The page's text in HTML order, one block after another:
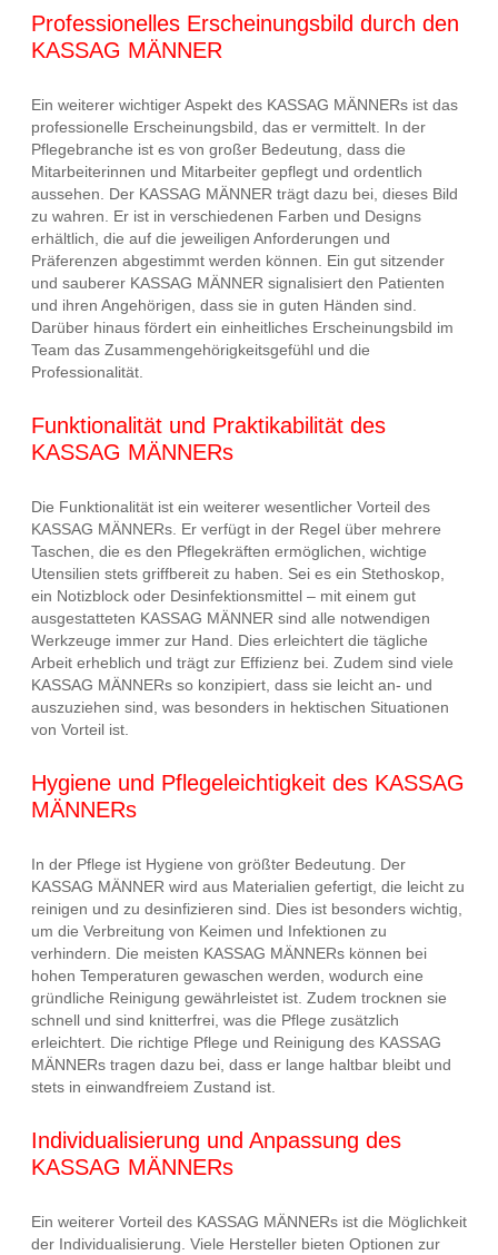
Professionelles Erscheinungsbild durch den
KASSAG MÄNNER
Ein weiterer wichtiger Aspekt des KASSAG MÄNNERs ist das
professionelle Erscheinungsbild, das er vermittelt. In der
Pflegebranche ist es von großer Bedeutung, dass die
Mitarbeiterinnen und Mitarbeiter gepflegt und ordentlich
aussehen. Der KASSAG MÄNNER trägt dazu bei, dieses Bild
zu wahren. Er ist in verschiedenen Farben und Designs
erhältlich, die auf die jeweiligen Anforderungen und
Präferenzen abgestimmt werden können. Ein gut sitzender
und sauberer KASSAG MÄNNER signalisiert den Patienten
und ihren Angehörigen, dass sie in guten Händen sind.
Darüber hinaus fördert ein einheitliches Erscheinungsbild im
Team das Zusammengehörigkeitsgefühl und die
Professionalität.
Funktionalität und Praktikabilität des
KASSAG MÄNNERs
Die Funktionalität ist ein weiterer wesentlicher Vorteil des
KASSAG MÄNNERs. Er verfügt in der Regel über mehrere
Taschen, die es den Pflegekräften ermöglichen, wichtige
Utensilien stets griffbereit zu haben. Sei es ein Stethoskop,
ein Notizblock oder Desinfektionsmittel – mit einem gut
ausgestatteten KASSAG MÄNNER sind alle notwendigen
Werkzeuge immer zur Hand. Dies erleichtert die tägliche
Arbeit erheblich und trägt zur Effizienz bei. Zudem sind viele
KASSAG MÄNNERs so konzipiert, dass sie leicht an- und
auszuziehen sind, was besonders in hektischen Situationen
von Vorteil ist.
Hygiene und Pflegeleichtigkeit des KASSAG
MÄNNERs
In der Pflege ist Hygiene von größter Bedeutung. Der
KASSAG MÄNNER wird aus Materialien gefertigt, die leicht zu
reinigen und zu desinfizieren sind. Dies ist besonders wichtig,
um die Verbreitung von Keimen und Infektionen zu
verhindern. Die meisten KASSAG MÄNNERs können bei
hohen Temperaturen gewaschen werden, wodurch eine
gründliche Reinigung gewährleistet ist. Zudem trocknen sie
schnell und sind knitterfrei, was die Pflege zusätzlich
erleichtert. Die richtige Pflege und Reinigung des KASSAG
MÄNNERs tragen dazu bei, dass er lange haltbar bleibt und
stets in einwandfreiem Zustand ist.
Individualisierung und Anpassung des
KASSAG MÄNNERs
Ein weiterer Vorteil des KASSAG MÄNNERs ist die Möglichkeit
der Individualisierung. Viele Hersteller bieten Optionen zur